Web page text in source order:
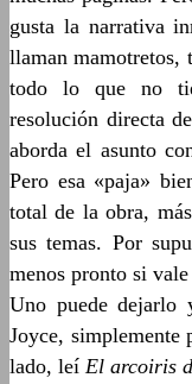
gusta la narrativa
llaman mamotretos,
todo lo que no
resolución directa
aborda el asunto
Pero esa «paja»
total de la obra,
sus temas. Por
menos pronto si
Uno puede dejarlo
Joyce, simplemente
lado, leí El arcoiris